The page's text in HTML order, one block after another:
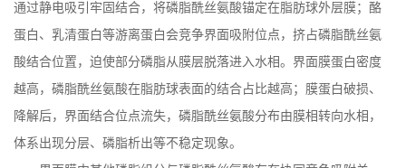
通过静电吸引牢固结合，将磷脂酰丝氨酸锚定在脂肪球外层膜；酪
蛋白、乳清蛋白等游离蛋白会竞争界面吸附位点，挤占磷脂酰丝氨
酸结合位置，迫使部分磷脂从膜层脱落进入水相。界面膜蛋白密度
越高，磷脂酰丝氨酸在脂肪球表面的结合占比越高；膜蛋白破损、
降解后，界面结合位点流失，磷脂酰丝氨酸分布由膜相转向水相，
体系出现分层、磷脂析出等不稳定现象。